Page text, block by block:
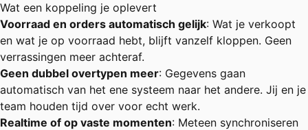
Wat een koppeling je oplevert
Voorraad en orders automatisch gelijk: Wat je verkoopt
en wat je op voorraad hebt, blijft vanzelf kloppen. Geen
verrassingen meer achteraf.
Geen dubbel overtypen meer: Gegevens gaan
automatisch van het ene systeem naar het andere. Jij en je
team houden tijd over voor echt werk.
Realtime of op vaste momenten: Meteen synchroniseren